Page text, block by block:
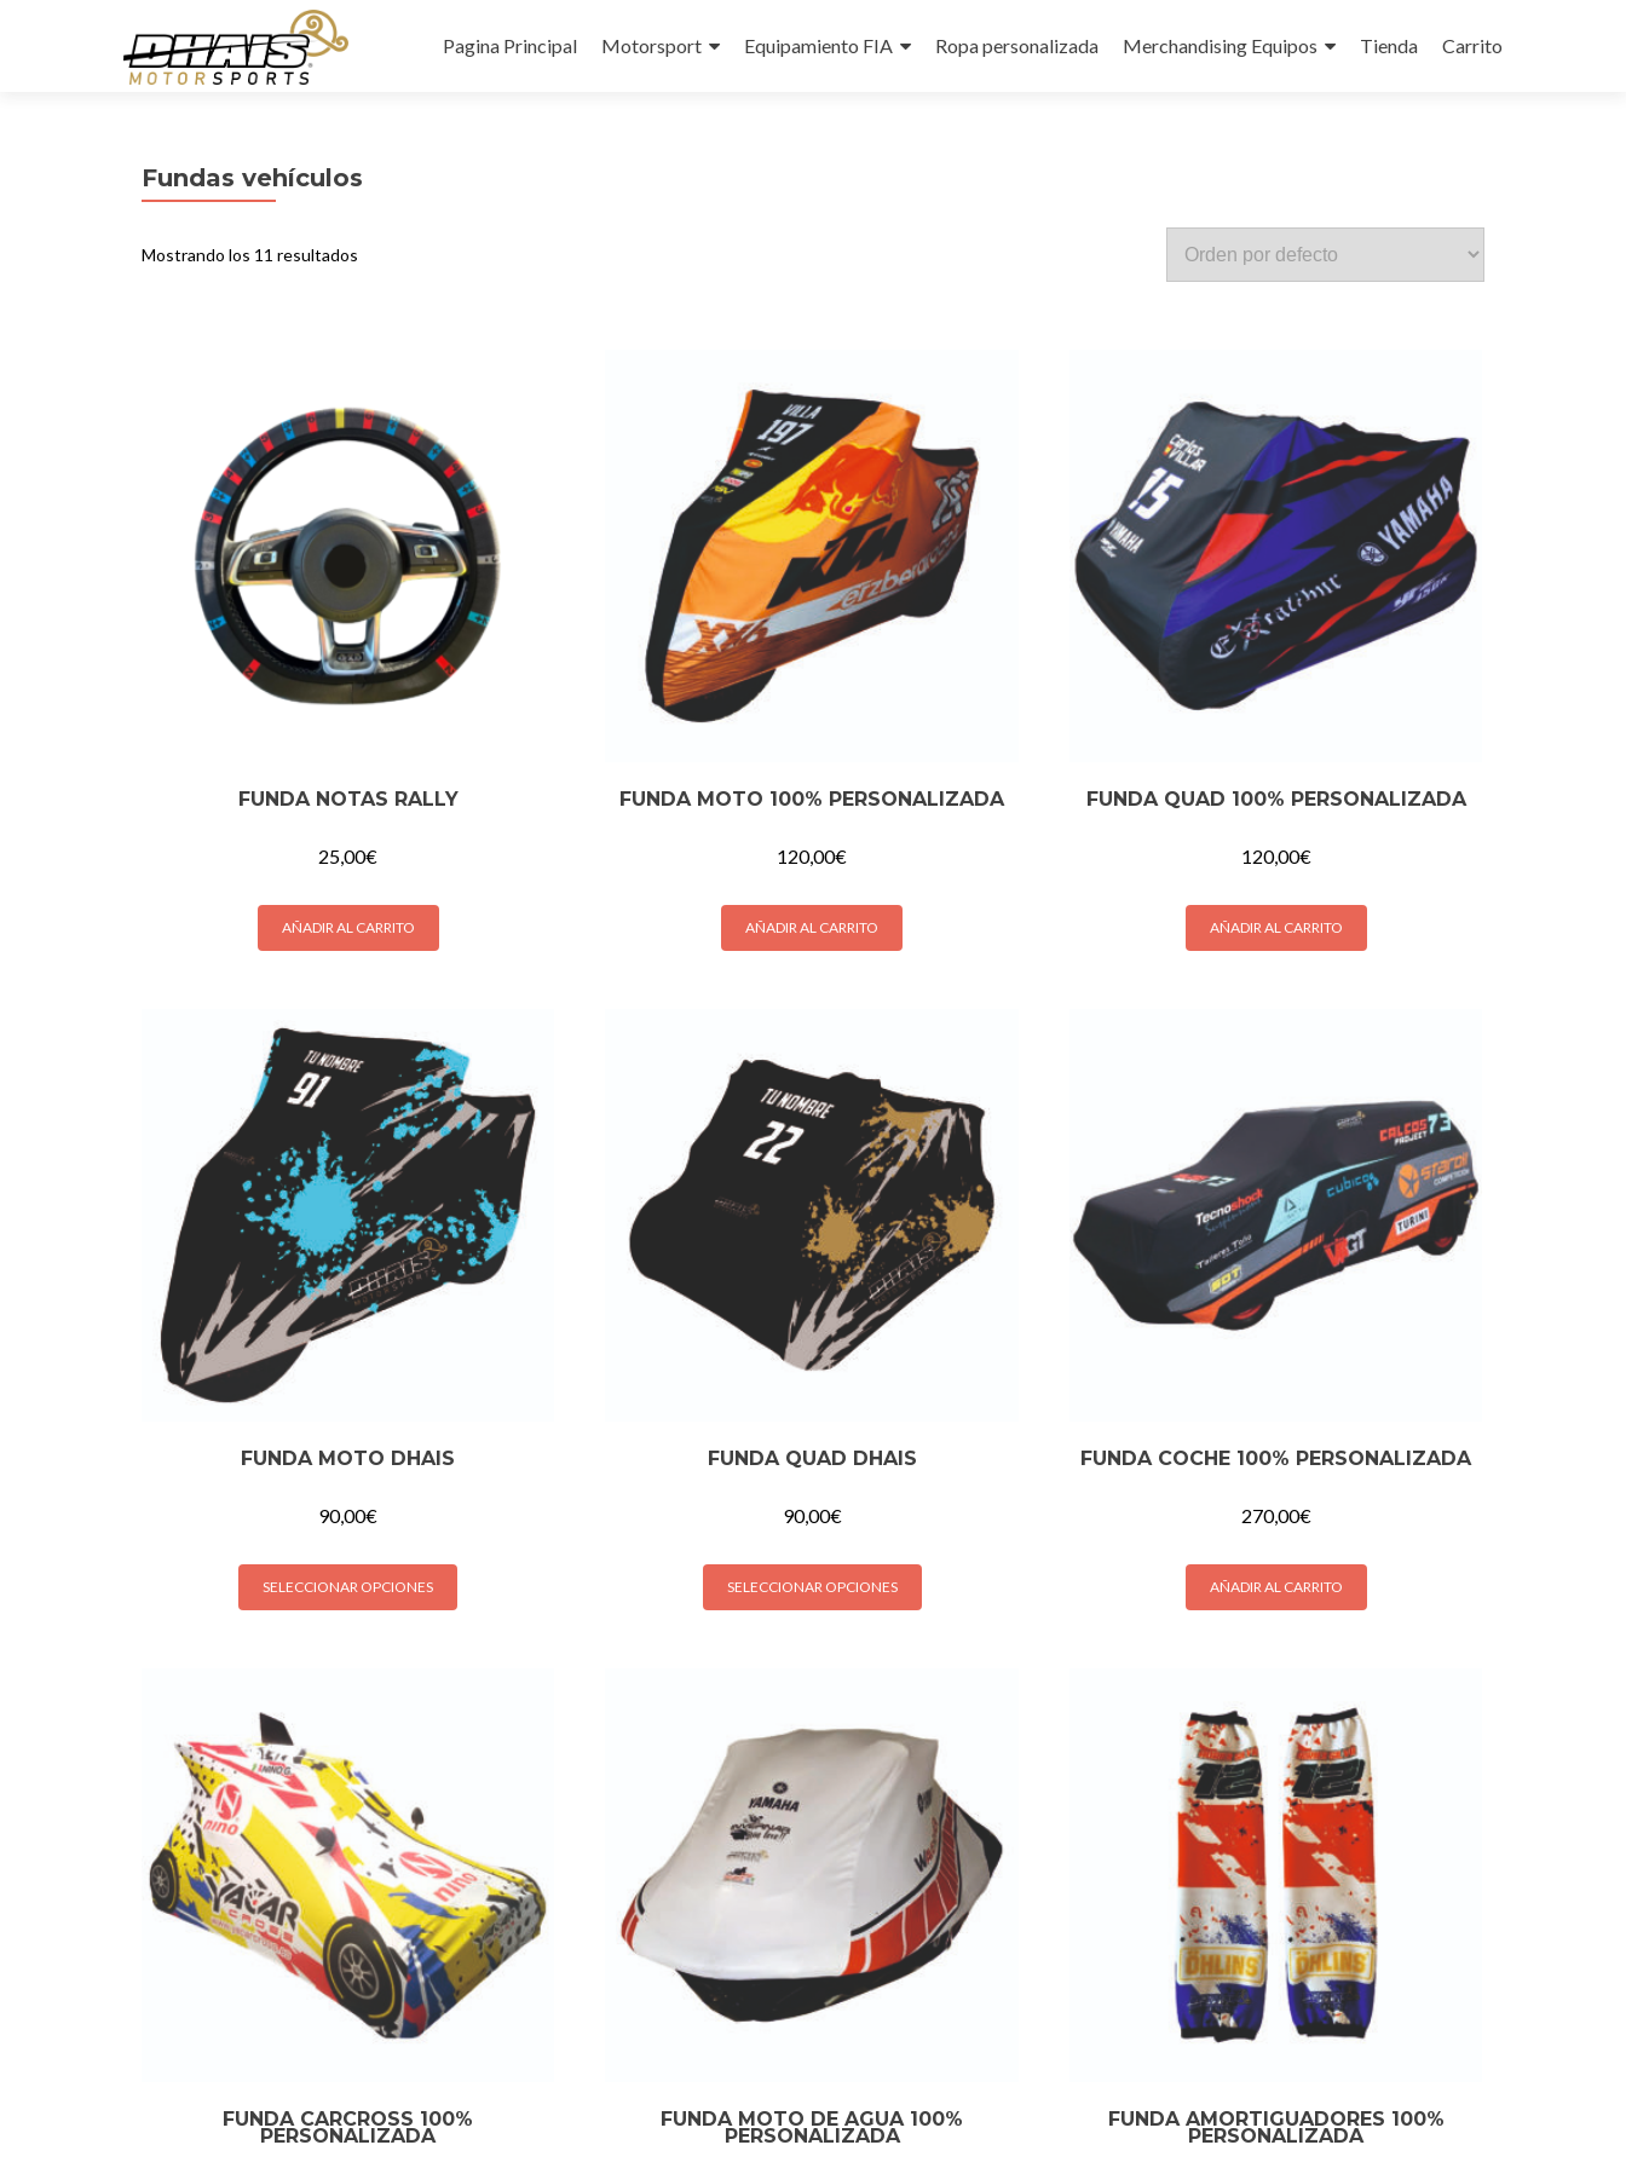
al
Pagina Principal Motorsport Equipamiento FIA Ropa personalizada Merchandising Equipos Tienda Carrito
Fundas vehículos
Mostrando los 11 resultados
FUNDA NOTAS RALLY
25,00€
AÑADIR AL CARRITO
FUNDA MOTO 100% PERSONALIZADA
120,00€
AÑADIR AL CARRITO
FUNDA QUAD 100% PERSONALIZADA
120,00€
AÑADIR AL CARRITO
FUNDA MOTO DHAIS
90,00€
SELECCIONAR OPCIONES
FUNDA QUAD DHAIS
90,00€
SELECCIONAR OPCIONES
FUNDA COCHE 100% PERSONALIZADA
270,00€
AÑADIR AL CARRITO
FUNDA CARCROSS 100%
PERSONALIZADA
FUNDA MOTO DE AGUA 100%
PERSONALIZADA
FUNDA AMORTIGUADORES 100%
PERSONALIZADA